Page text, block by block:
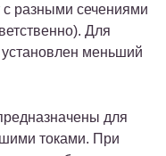
с разными сечениями
Для
установлен меньший
для
токами. При